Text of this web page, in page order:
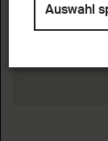
Auswahl